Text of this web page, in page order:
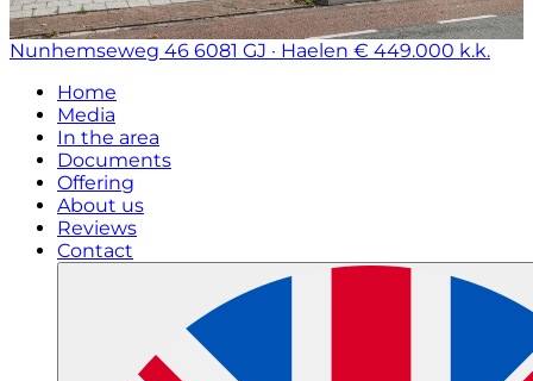
Nunhemseweg 46 6081 GJ · Haelen € 449.000 k.k.
Home
Media
In the area
Documents
Offering
About us
Reviews
Contact